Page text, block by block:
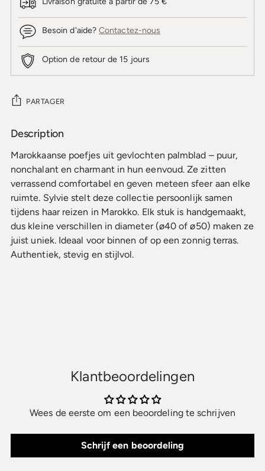
Besoin d'aide?Contactez-nous
Option de retour de 15 jours
PARTAGER
Ajouter
produit
à
votre
panier
Description
Marokkaanse poefjes uit gevlochten palmblad – puur,
nonchalant en charmant in hun eenvoud. Ze zitten
verrassend comfortabel en geven meteen sfeer aan elke
ruimte. Sylvie stelt deze collectie persoonlijk samen
tijdens haar reizen in Marokko. Elk stuk is handgemaakt,
dus kleine verschillen in diameter (ø40 of ø50) maken ze
juist uniek. Ideaal voor binnen of op een zonnig terras.
Authentiek, stevig en stijlvol.
Klantbeoordelingen
Wees de eerste om een beoordeling te schrijven
Schrijf een beoordeling